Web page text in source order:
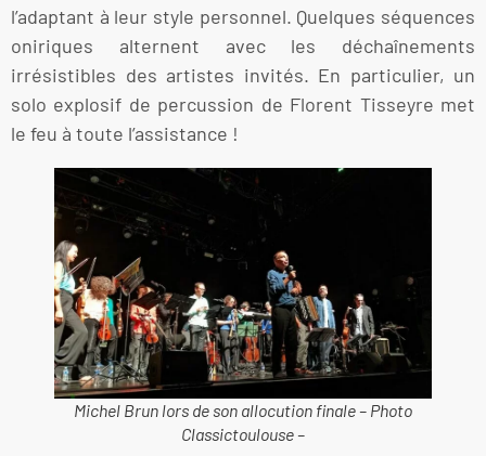
l’adaptant à leur style personnel. Quelques séquences
oniriques alternent avec les déchaînements
irrésistibles des artistes invités. En particulier, un
solo explosif de percussion de Florent Tisseyre met
le feu à toute l’assistance !
Michel Brun lors de son allocution finale – Photo
Classictoulouse –